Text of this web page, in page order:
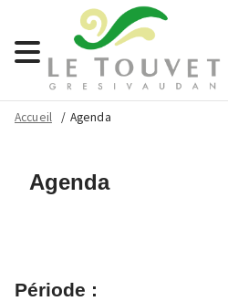
Menu
Accueil Agenda
Agenda
Période :